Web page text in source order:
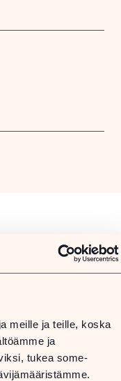
meille ja teille, koska
ja
tukea some-